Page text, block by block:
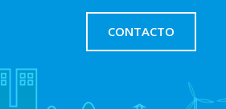
CONTACTO